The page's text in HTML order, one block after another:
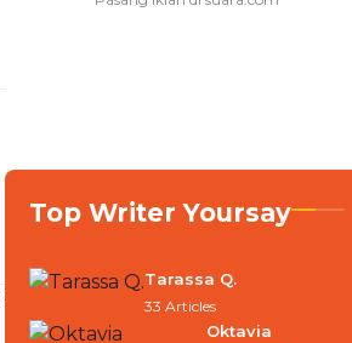
Top Writer Yoursay
Tarassa Q.
33 Articles
Oktavia